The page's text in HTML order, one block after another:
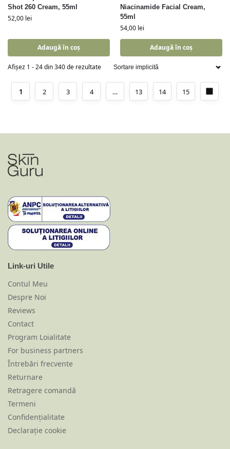
Shot 260 Cream, 55ml
52,00 lei
Adaugă în coș
Niacinamide Facial Cream,
55ml
54,00 lei
Adaugă în coș
Afișez 1 - 24 din 340 de rezultate
1 2 3 4 … 13 14 15
Link-uri Utile
Contul Meu
Despre Noi
Reviews
Contact
Program Loialitate
For business partners
Întrebări frecvente
Returnare
Retragere comandă
Termeni
Confidențialitate
Declarație cookie